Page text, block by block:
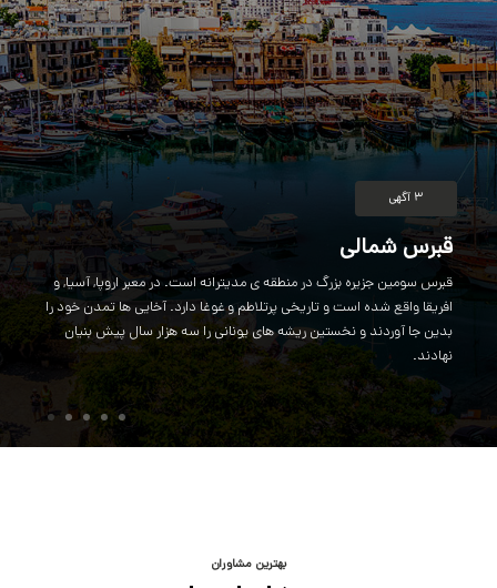
۳ آگهی
قبرس شمالی
قبرس سومین جزیره بزرگ در منطقه ی مدیترانه است. در معبر اروپا, آسیا, و
افریقا واقع شده است و تاریخی پرتلاطم و غوغا دارد. آخایی ها تمدن خود را
بدین جا آوردند و نخستین ریشه های یونانی را سه هزار سال پیش بنیان
نهادند.
بهترین مشاوران